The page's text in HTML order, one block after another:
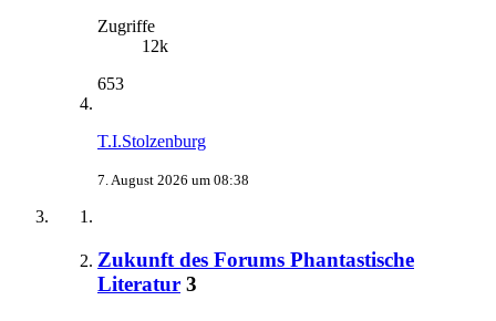
Zugriffe
12k
653
T.I.Stolzenburg
7. August 2026 um 08:38
Zukunft des Forums Phantastische
Literatur 3